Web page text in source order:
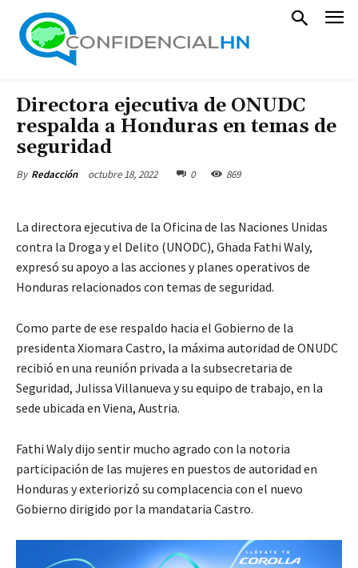
Directora ejecutiva de ONUDC
respalda a Honduras en temas de
seguridad
By Redacción octubre 18, 2022 0 869
La directora ejecutiva de la Oficina de las Naciones Unidas
contra la Droga y el Delito (UNODC), Ghada Fathi Waly,
expresó su apoyo a las acciones y planes operativos de
Honduras relacionados con temas de seguridad.
Como parte de ese respaldo hacia el Gobierno de la
presidenta Xiomara Castro, la máxima autoridad de ONUDC
recibió en una reunión privada a la subsecretaria de
Seguridad, Julissa Villanueva y su equipo de trabajo, en la
sede ubicada en Viena, Austria.
Fathi Waly dijo sentir mucho agrado con la notoria
participación de las mujeres en puestos de autoridad en
Honduras y exteriorizó su complacencia con el nuevo
Gobierno dirigido por la mandataria Castro.